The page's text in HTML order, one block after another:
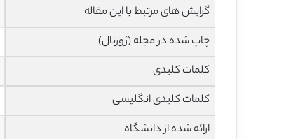
گرایش های مرتبط با این مقاله
چاپ شده در مجله (ژورنال)
کلمات کلیدی
کلمات کلیدی انگلیسی
ارائه شده از دانشگاه